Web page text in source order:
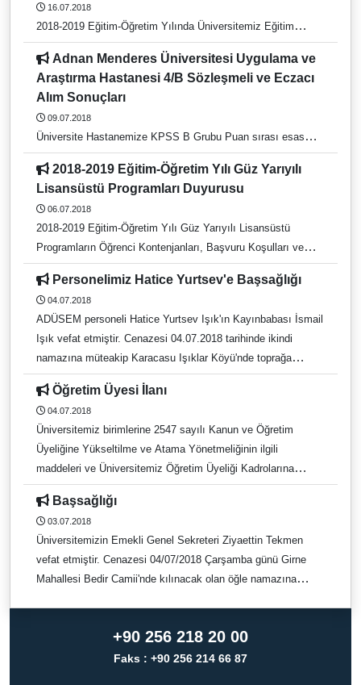
16.07.2018
2018-2019 Eğitim-Öğretim Yılında Üniversitemiz Eğitim
Fakültesinin Müzik Öğretmenliği ile Resim-İş Öğretmenliği
Lisans Programlarına ön kayıt ve özel yetenek sınavı sistemi
ile öğrenci alınacaktır.
Araştırma Hastanesi 4/B Sözleşmeli ve Eczacı
Alım Sonuçları
09.07.2018
Üniversite Hastanemize KPSS B Grubu Puan sırası esas
alınmak suretiyle ekte belirtilen pozisyonlara alım sonuçları
açıklanmıştır. 3 Eczacı alımı ile ilgili aday sayısı pozisyon
sayısından fazla olduğu için sözlü sınavı 13/07/2018 tarihinde
Rektörlük Binası 3. Kat. Toplantı Salonu’nda Saat: 10.00'da
yapılacaktır.
Lisansüstü Programları Duyurusu
06.07.2018
2018-2019 Eğitim-Öğretim Yılı Güz Yarıyılı Lisansüstü
Programların Öğrenci Kontenjanları, Başvuru Koşulları ve
Gerekli Belgeleri açıklanmıştır.
Personelimiz Hatice Yurtsev'e Başsağlığı
04.07.2018
ADÜSEM personeli Hatice Yurtsev Işık'ın Kayınbabası İsmail
Işık vefat etmiştir. Cenazesi 04.07.2018 tarihinde ikindi
namazına müteakip Karacasu Işıklar Köyü'nde toprağa
verilecektir. Merhuma Allah'tan rahmet, yakınlarına başsağlığı
dileriz.Öğretim Üyesi İlanı
04.07.2018
Üniversitemiz birimlerine 2547 sayılı Kanun ve Öğretim
Üyeliğine Yükseltilme ve Atama Yönetmeliğinin ilgili
maddeleri ve Üniversitemiz Öğretim Üyeliği Kadrolarına
Yükseltilme ve Atanmalarda aranan Değerlendirme Ölçütleri
ve Puanlama Yönergesine göre aşağıda belirtilen Anabilim
Dallarına Öğretim Üyesi alınacaktır.
Başsağlığı
03.07.2018
Üniversitemizin Emekli Genel Sekreteri Ziyaettin Tekmen
vefat etmiştir. Cenazesi 04/07/2018 Çarşamba günü Girne
Mahallesi Bedir Camii'nde kılınacak olan öğle namazına
Girişi'nden saat 12.15'te araç kaldırılacaktır. Merhuma
Allah'tan rahmet, yakınlarına başsağlığı dileriz.
+90 256 218 20 00
Faks : +90 256 214 66 87